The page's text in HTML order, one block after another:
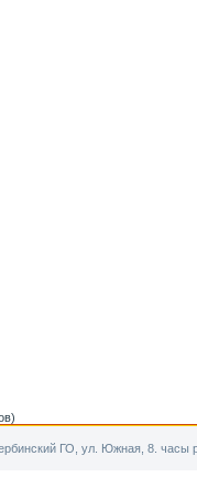
ГО, ул. Южная, 8. часы